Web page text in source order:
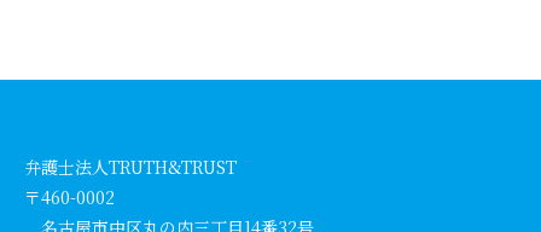
弁護士法人TRUTH&TRUST
〒460-0002
名古屋市中区丸の内三丁目14番32号